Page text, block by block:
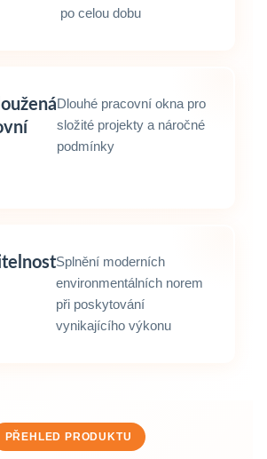
po celou dobu
Dlouhé pracovní okna pro
složité projekty a náročné
podmínky
Splnění moderních
environmentálních norem
při poskytování
vynikajícího výkonu
PŘEHLED PRODUKTU